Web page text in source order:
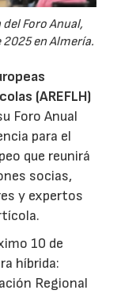
Foro Anual,
en Almería.
(AREFLH)
Foro Anual
para el
que reunirá
socias,
y expertos
10 de
híbrida:
Regional